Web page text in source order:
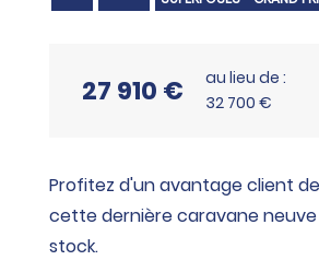
27 910 €
au lieu de :
32 700 €
Profitez d'un avantage client
cette dernière caravane neuve
stock.